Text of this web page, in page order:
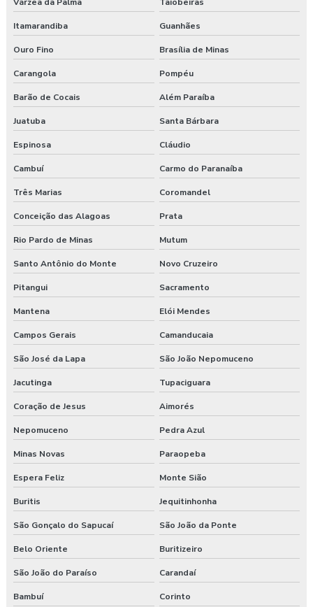
Várzea da Palma Taiobeiras
Itamarandiba Guanhães
Ouro Fino Brasília de Minas
Carangola Pompéu
Barão de Cocais Além Paraíba
Juatuba Santa Bárbara
Espinosa Cláudio
Cambuí Carmo do Paranaíba
Três Marias Coromandel
Conceição das Alagoas Prata
Rio Pardo de Minas Mutum
Santo Antônio do Monte Novo Cruzeiro
Pitangui Sacramento
Mantena Elói Mendes
Campos Gerais Camanducaia
São José da Lapa São João Nepomuceno
Jacutinga Tupaciguara
Coração de Jesus Aimorés
Nepomuceno Pedra Azul
Minas Novas Paraopeba
Espera Feliz Monte Sião
Buritis Jequitinhonha
São Gonçalo do Sapucaí São João da Ponte
Belo Oriente Buritizeiro
São João do Paraíso Carandaí
Bambuí Corinto